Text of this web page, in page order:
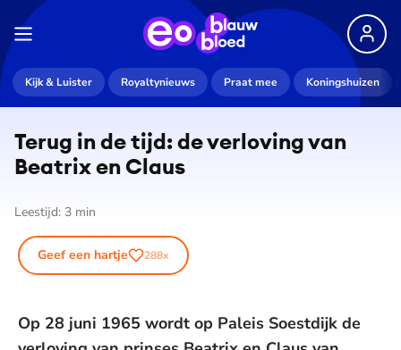
Kijk & Luister Royaltynieuws Praat mee Koningshuizen
Terug in de tijd: de verloving van
Beatrix en Claus
Leestijd: 3 min
Geef een hartje 288x
Op 28 juni 1965 wordt op Paleis Soestdijk de